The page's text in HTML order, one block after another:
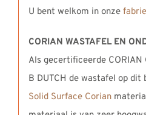
U bent welkom in onze
CORIAN WASTAFEL EN
Als gecertificeerde
B DUTCH de wastafel op
Solid Surface Corian